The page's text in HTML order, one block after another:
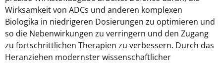
Wirksamkeit von ADCs und anderen komplexen
Biologika in niedrigeren Dosierungen zu optimieren und
so die Nebenwirkungen zu verringern und den Zugang
zu fortschrittlichen Therapien zu verbessern. Durch das
Heranziehen modernster wissenschaftlicher